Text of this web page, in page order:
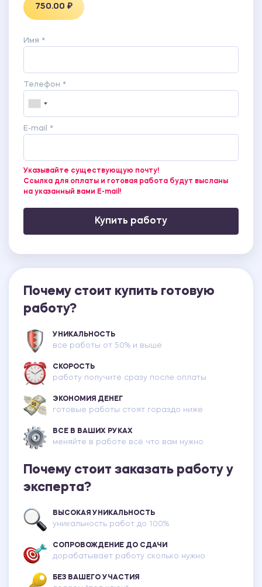
750.00 ₽
Имя *
Телефон *
E-mail *
Указывайте существующую почту!
Ссылка для оплаты и готовая работа будут высланы
на указанный вами E-mail!
Купить работу
Почему стоит купить готовую
работу?
УНИКАЛЬНОСТЬ
все работы от 50% и выше
СКОРОСТЬ
работу получите сразу после оплаты
ЭКОНОМИЯ ДЕНЕГ
готовые работы стоят гораздо ниже
ВСЕ В ВАШИХ РУКАХ
меняйте в работе всё что вам нужно
Почему стоит заказать работу у
эксперта?
ВЫСОКАЯ УНИКАЛЬНОСТЬ
уникальность работ до 100%
СОПРОВОЖДЕНИЕ ДО СДАЧИ
дорабатывает работу сколько нужно
БЕЗ ВАШЕГО УЧАСТИЯ